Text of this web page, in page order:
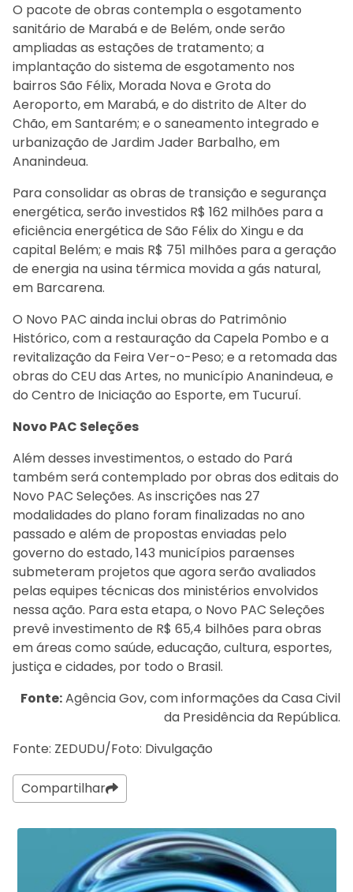
O pacote de obras contempla o esgotamento
sanitário de Marabá e de Belém, onde serão
ampliadas as estações de tratamento; a
implantação do sistema de esgotamento nos
bairros São Félix, Morada Nova e Grota do
Aeroporto, em Marabá, e do distrito de Alter do
Chão, em Santarém; e o saneamento integrado e
urbanização de Jardim Jader Barbalho, em
Ananindeua.
Para consolidar as obras de transição e segurança
energética, serão investidos R$ 162 milhões para a
eficiência energética de São Félix do Xingu e da
capital Belém; e mais R$ 751 milhões para a geração
de energia na usina térmica movida a gás natural,
em Barcarena.
O Novo PAC ainda inclui obras do Patrimônio
Histórico, com a restauração da Capela Pombo e a
revitalização da Feira Ver-o-Peso; e a retomada das
obras do CEU das Artes, no município Ananindeua, e
do Centro de Iniciação ao Esporte, em Tucuruí.
Novo PAC Seleções
Além desses investimentos, o estado do Pará
também será contemplado por obras dos editais do
Novo PAC Seleções. As inscrições nas 27
modalidades do plano foram finalizadas no ano
passado e além de propostas enviadas pelo
governo do estado, 143 municípios paraenses
submeteram projetos que agora serão avaliados
pelas equipes técnicas dos ministérios envolvidos
nessa ação. Para esta etapa, o Novo PAC Seleções
prevê investimento de R$ 65,4 bilhões para obras
em áreas como saúde, educação, cultura, esportes,
justiça e cidades, por todo o Brasil.
Fonte:Agência Gov, com informações da Casa Civil
da Presidência da República.
Fonte: ZEDUDU/Foto: Divulgação
Compartilhar